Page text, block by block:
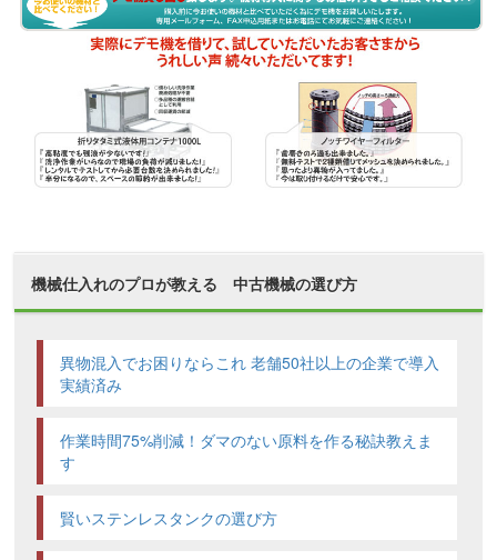
機械仕入れのプロが教える 中古機械の選び方
異物混入でお困りならこれ 老舗50社以上の企業で導入
実績済み
作業時間75%削減！ダマのない原料を作る秘訣教えま
す
賢いステンレスタンクの選び方